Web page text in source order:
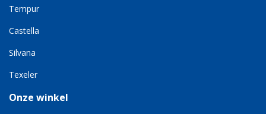
Tempur
Castella
Silvana
Texeler
Onze winkel